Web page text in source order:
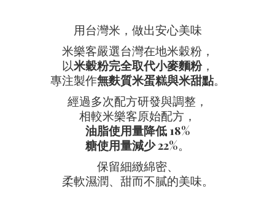
用台灣米，做出安心美味
米樂客嚴選台灣在地米穀粉，
以米穀粉完全取代小麥麵粉，
專注製作無麩質米蛋糕與米甜點。
經過多次配方研發與調整，
相較米樂客原始配方，
油脂使用量降低 18%
糖使用量減少 22%。
保留細緻綿密、
柔軟濕潤、甜而不膩的美味。